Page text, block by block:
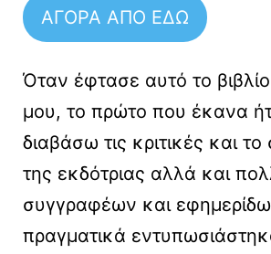
ΑΓΟΡΑ ΑΠΟ ΕΔΩ
Όταν έφτασε αυτό το
μου, το πρώτο που έκανα
διαβάσω τις κριτικές και
της εκδότριας αλλά και
συγγραφέων και
πραγματικά